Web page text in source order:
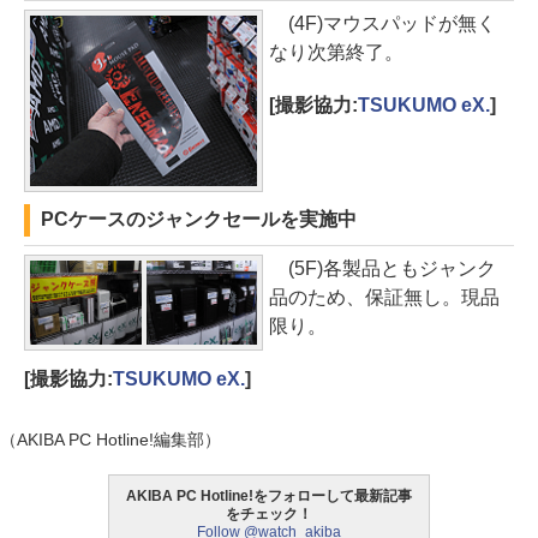
(4F)マウスパッドが無く
なり次第終了。
[撮影協力:TSUKUMO eX.]
PCケースのジャンクセールを実施中
(5F)各製品ともジャンク
品のため、保証無し。現品
限り。
[撮影協力:TSUKUMO eX.]
（AKIBA PC Hotline!編集部）
AKIBA PC Hotline!をフォローして最新記事
をチェック！
Follow @watch_akiba